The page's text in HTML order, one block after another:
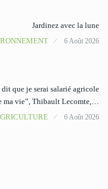
Jardinez avec la lune
6 Août 2026
dit que je serai salarié agricole
ma vie”, Thibault Lecomte,…
6 Août 2026